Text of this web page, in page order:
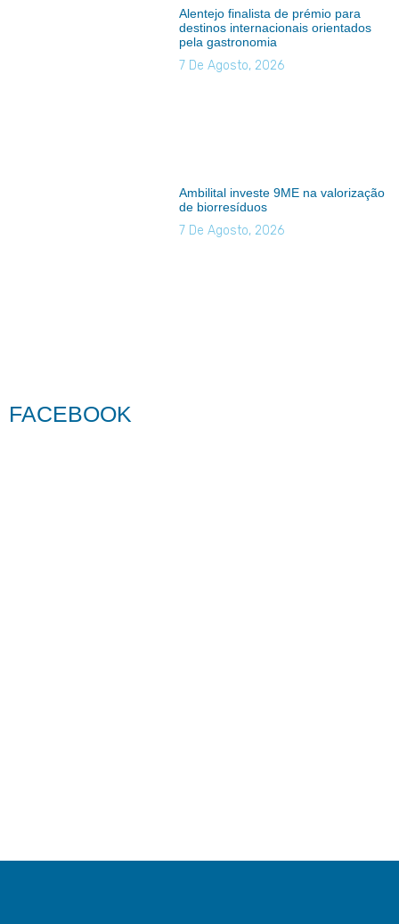
Alentejo finalista de prémio para
destinos internacionais orientados
pela gastronomia
7 De Agosto, 2026
Ambilital investe 9ME na valorização
de biorresíduos
7 De Agosto, 2026
FACEBOOK